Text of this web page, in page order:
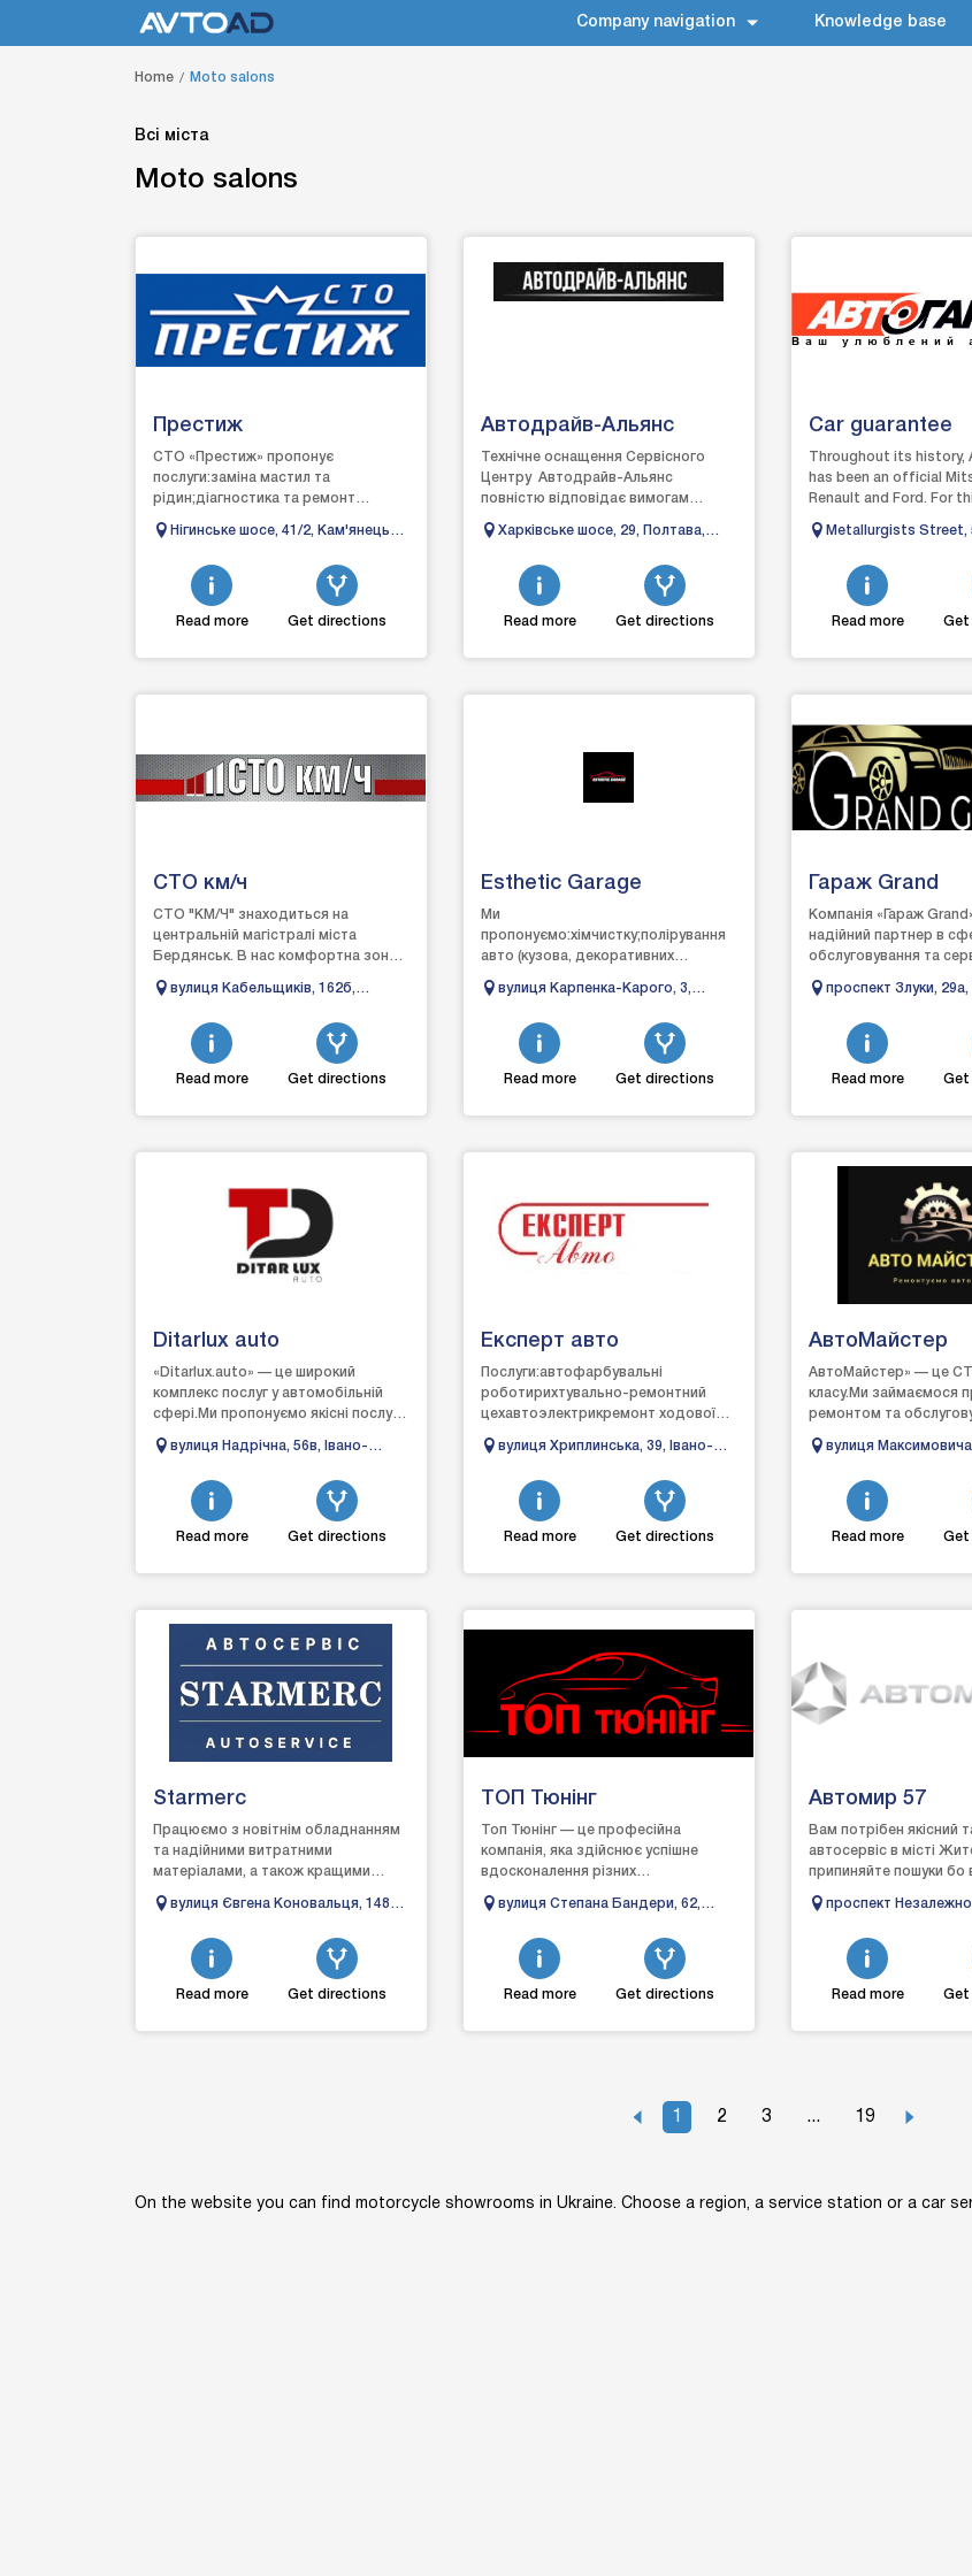
Company navigation Knowledge base
Home Moto salons
Всі міста
Moto salons
Престиж
СТО «Престиж» пропонує
послуги:заміна мастил та
рідин;діагностика та ремонт
частини;заміна:сайлентблоку;втулки
Нігинське шосе, 41/2, Кам'янець-
область
Read more Get directions
Автодрайв-Альянс
Технічне оснащення Сервісного
Центру Автодрайв-Альянс
повністю відповідає вимогам
оперативно і з&n...
Харківське шосе, 29, Полтава,
Read more Get directions
Car guarantee
Throughout its history,
has been an official
Renault and Ford. For
Metallurgists Street,
Read more Get
СТО км/ч
СТО "КМ/Ч" знаходиться на
центральній магістралі міста
Бердянськ. В нас комфортна зона
запасних частин, а тако...
вулиця Кабельщиків, 162б,
Read more Get directions
Esthetic Garage
Ми
пропонуємо:хімчистку;полірування
авто (кузова, декоративних
мийку;детейлінг двигуна;детейлінг
вулиця Карпенка-Карого, 3,
Read more Get directions
Гараж Grand
Компанія «Гараж
надійний партнер в
обслуговування та
такі послуги, як
проспект Злуки, 29а,
Read more Get
Ditarlux auto
«Ditarlux.auto» — це широкий
комплекс послуг у автомобільній
сфері.Ми пропонуємо якісні послуги,
обслуговування та ...
вулиця Надрічна, 56в, Івано-
область
Read more Get directions
Експерт авто
Послуги:автофарбувальні
роботирихтувально-ремонтний
цехавтоэлектрикремонт ходової
автомобіляавтомийказамовлення
вулиця Хриплинська, 39, Івано-
область
Read more Get directions
АвтоМайстер
АвтоМайстер» — це
класу.Ми займаємося
ремонтом та
досвідчені спеціалісти
вулиця
область
Read more Get
Starmerc
Працюємо з новітнім обладнанням
та надійними витратними
матеріалами, а також кращими
досягнення відмінного результату...
вулиця Євгена Коновальця, 148б,
Франківська область
Read more Get directions
ТОП Тюнінг
Топ Тюнінг — це професійна
компанія, яка здійснює успішне
вдосконалення різних
навіть вибагливих клієнтів. ...
вулиця Степана Бандери, 62,
Франківська область
Read more Get directions
Автомир 57
Вам потрібен якісний
автосервіс в місті
припиняйте пошуки бо
обслуговування та р...
проспект
Read more Get
1 2 3 ... 19
On the website you can find motorcycle showrooms in Ukraine. Choose a region, a service station or a car